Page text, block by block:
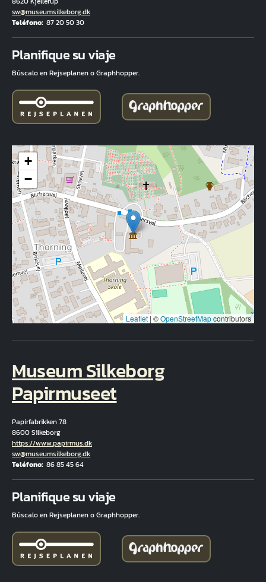
Correo electrónico
sw@museumsilkeborg.dk
Teléfono 87 20 50 30
Planifique su viaje
Búscalo en Rejseplanen o Graphhopper.
+
−
Leaflet | ©OpenStreetMapcontributors
Museum Silkeborg
Papirmuseet
Papirfabrikken 78
8600 Silkeborg
Hjemmeside
https://www.papirmus.dk
Correo electrónico
sw@museumsilkeborg.dk
Teléfono 86 85 45 64
Planifique su viaje
Búscalo en Rejseplanen o Graphhopper.